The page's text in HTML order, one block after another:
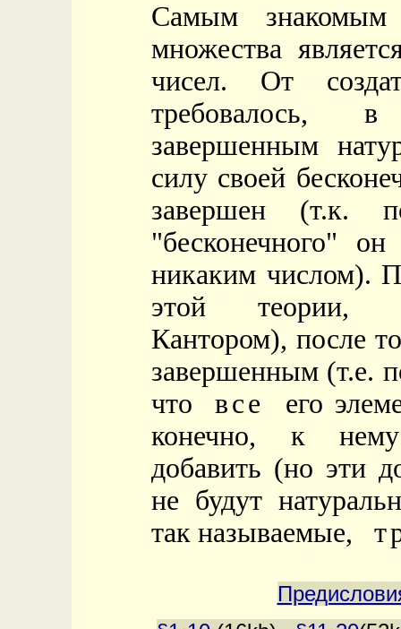
Самым знакомым
множества
чисел. От
требовалось,
завершенным
силу своей
завершен (т.к.
никаким числом).
этой теории,
Кантором), после
завершенным (т.е.
что все
его
конечно, к
добавить (но эти
не будут
так называемые,